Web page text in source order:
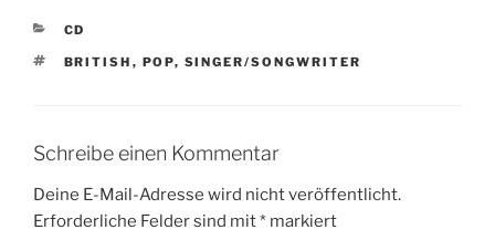
K
T
R
E
CD
S
G
Ö
R
BRITISH , POP, SINGER/SONGWRITER
Schreibe einen Kommentar
Deine E-Mail-Adresse wird nicht veröffentlicht.
Erforderliche Felder sind mit* markiert